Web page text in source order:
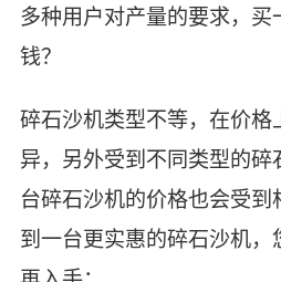
多种用户对产量的要求，买
钱？
碎石沙机类型不等，在价格
异，另外受到不同类型的碎
台碎石沙机的价格也会受到
到一台更实惠的碎石沙机，